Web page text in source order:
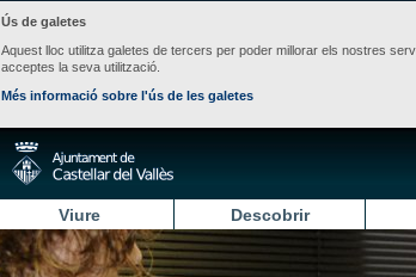
Ús de galetes
Aquest lloc utilitza galetes de tercers per poder millorar els nostres
acceptes la seva utilització.
Més informació sobre l'ús de les galetes
Viure Descobrir